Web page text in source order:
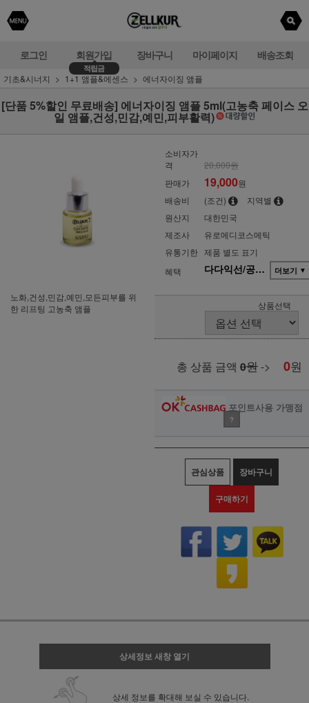
로그인 회원가입
적립금
장바구니 마이페이지 배송조회
기초&시너지 1+1 앰플&에센스 에너자이징 앰플
[단품 5%할인 무료배송] 에너자이징 앰플 5ml(고농축 페이스 오
일 앰플,건성,민감,예민,피부활력)
노화,건성,민감,예민,모든피부를 위
한 리프팅 고농축 앰플
소비자가
격
20,000원
판매가
19,000원
배송비
(조건)
지역별
원산지
대한민국
제조사
유로메디코스메틱
유통기한 제품 별도 표기
혜택
다다익선/공동구매(단품) 더보기 ▼
상품선택
총 상품 금액 0원-> 0원
포인트사용 가맹점
?
관심상품 장바구니
구매하기
상세정보 새창 열기
상세 정보를 확대해 보실 수 있습니다.